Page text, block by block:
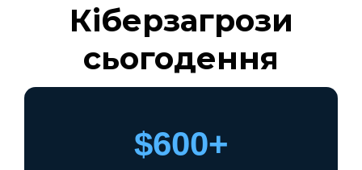
Кіберзагрози
сьогодення
$600+